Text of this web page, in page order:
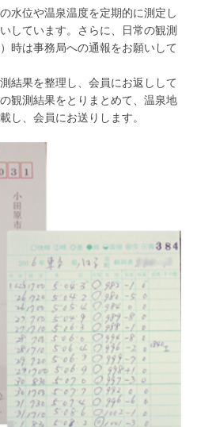
水位や温泉温度を定期的に測定し
しています。さらに、日常の観測
時は事務局への通報をお願いして
結果を整理し、会員にお返しして
観測結果をとりまとめて、温泉地
し、会員にお送りします。